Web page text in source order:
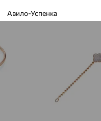
Авило-Успенка